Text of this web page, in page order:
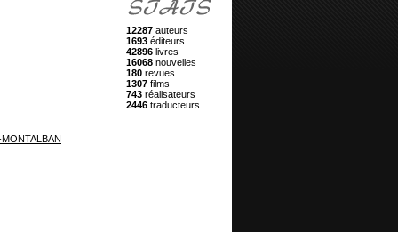
12287 auteurs
1693 éditeurs
42896 livres
16068 nouvelles
180 revues
1307 films
743 réalisateurs
2446 traducteurs